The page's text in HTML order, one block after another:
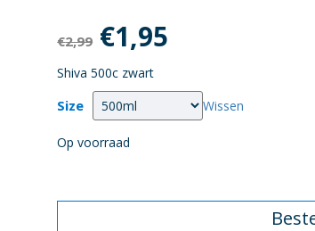
€2,99 Oorspronkelijke
prijs
was:
€2,99.
€1,95
is:
Shiva 500c zwart
Size Wissen
Op voorraad